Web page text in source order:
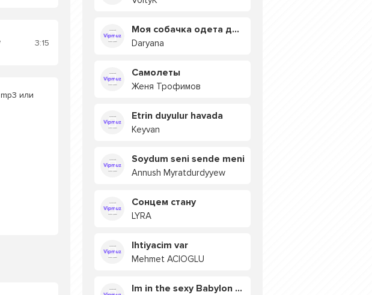
3:15
или
Моя собачка одета дороже тебя
Daryana
Самолеты
Женя Трофимов
Etrin duyulur havada
Keyvan
Soydum seni sende meni
Annush Myratdurdyyew
Сонцем стану
LYRA
Ihtiyacim var
Mehmet ACIOGLU
Im in the sexy Babylon БУЯ